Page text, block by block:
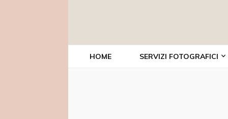
HOME SERVIZI FOTOGRAFICI